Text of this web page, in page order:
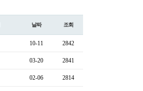
날짜 조회
10-11 2842
03-20 2841
02-06 2814